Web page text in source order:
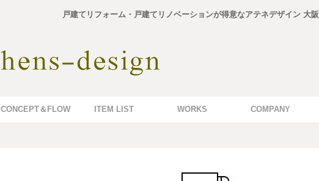
戸建てリフォーム・戸建てリノベーションが得意なアテネデザイン 大阪
CONCEPT＆FLOW ITEM LIST WORKS COMPANY